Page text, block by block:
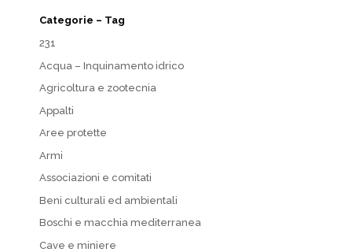
Categorie – Tag
231
Acqua – Inquinamento idrico
Agricoltura e zootecnia
Appalti
Aree protette
Armi
Associazioni e comitati
Beni culturali ed ambientali
Boschi e macchia mediterranea
Cave e miniere